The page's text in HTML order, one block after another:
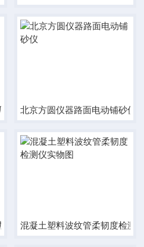
家 北京方圆仪器路面电动铺砂仪
湿器报价
混凝土塑料波纹管柔韧度检测